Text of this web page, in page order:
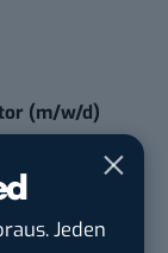
Jeden
(m/w/d)